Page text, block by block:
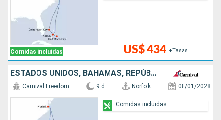
Comidas incluidas US$ 434 +Tasas
ESTADOS UNIDOS, BAHAMAS, REPÚBLICA DOMINICANA
Carnival Freedom 9 d Norfolk 08/01/2028
Comidas incluidas